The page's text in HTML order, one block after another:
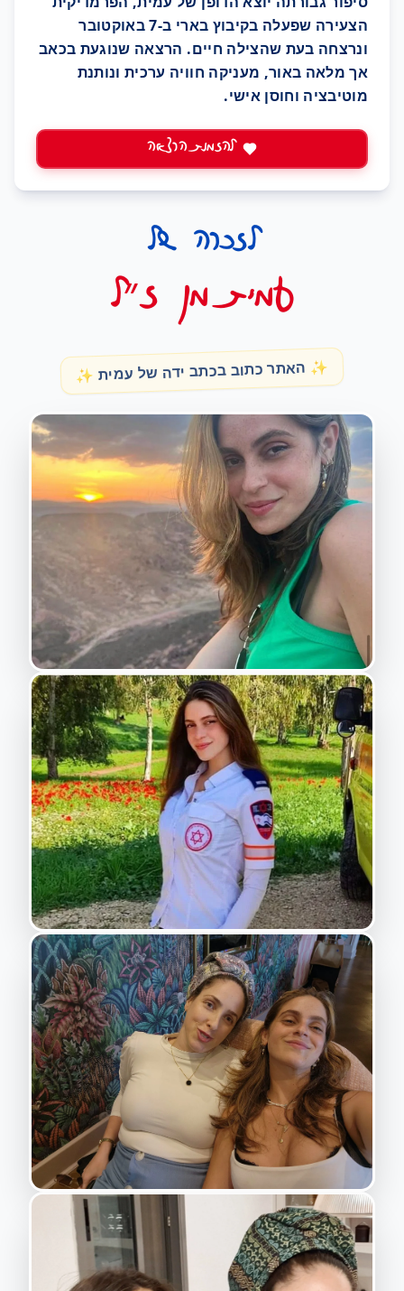
הצעירה שפעלה בקיבוץ בארי ב-7 באוקטובר
ונרצחה בעת שהצילה חיים. הרצאה שנוגעת בכאב
אך מלאה באור, מעניקה חוויה ערכית ונותנת
מוטיבציה וחוסן אישי.
להזמנת הרצאה
לזכרה של
עמית מן ז״ל
✨ האתר כתוב בכתב ידה של עמית ✨